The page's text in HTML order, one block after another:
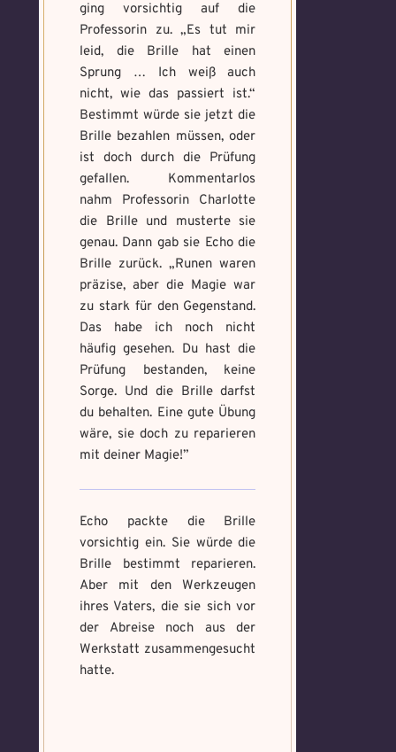
ging vorsichtig auf die
Professorin zu. „Es tut mir
leid, die Brille hat einen
Sprung … Ich weiß auch
nicht, wie das passiert ist.“
Bestimmt würde sie jetzt die
Brille bezahlen müssen, oder
ist doch durch die Prüfung
gefallen. Kommentarlos
nahm Professorin Charlotte
die Brille und musterte sie
genau. Dann gab sie Echo die
Brille zurück. „Runen waren
präzise, aber die Magie war
zu stark für den Gegenstand.
Das habe ich noch nicht
häufig gesehen. Du hast die
Prüfung bestanden, keine
Sorge. Und die Brille darfst
du behalten. Eine gute Übung
wäre, sie doch zu reparieren
mit deiner Magie!”
Echo packte die Brille
vorsichtig ein. Sie würde die
Brille bestimmt reparieren.
Aber mit den Werkzeugen
ihres Vaters, die sie sich vor
der Abreise noch aus der
Werkstatt zusammengesucht
hatte.